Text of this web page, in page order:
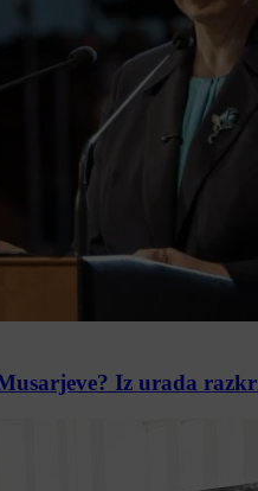
Iz urada